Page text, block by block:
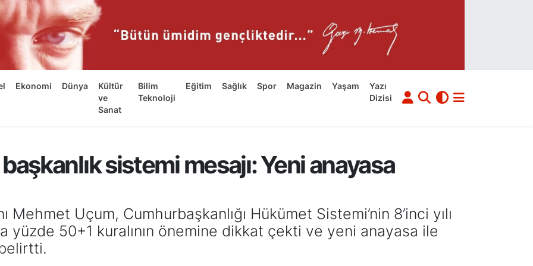
Ekonomi Dünya
Kültür
ve
Sanat
Bilim
Teknoloji
Eğitim Sağlık Spor Magazin Yaşam
Yazı
Dizisi
sistemi mesajı: Yeni anayasa
Mehmet Uçum, Cumhurbaşkanlığı Hükümet Sistemi’nin 8’inci yılı
yüzde 50+1 kuralının önemine dikkat çekti ve yeni anayasa ile